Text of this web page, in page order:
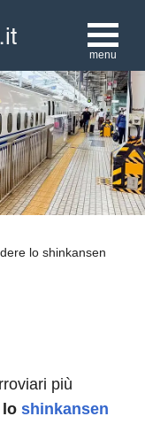
menu
lo shinkansen
più
lo shinkansen